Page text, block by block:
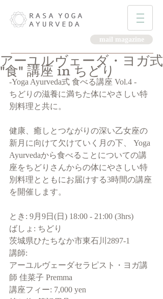
mail magazine
アーユルヴェーダ・ヨガ式
"食" 講座 in ちどり
-Yoga Ayurveda式 食べる講座 Vol.4 -
ちどりの滋養に満ちた体にやさしい特
別料理と共に。
健康、癒しとつながりの深い乙女座の
新月に向けて欠けていく月の下、 Yoga
Ayurvedaから食べることについての講
座をちどりさんからの体にやさしい特
別料理とともにお届けする3時間の講座
を開催します。
とき: 9月9日(日) 18:00 - 21:00 (3hrs)
ばしょ: ちどり
茨城県ひたちなか市東石川2897-1
講師:
アーユルヴェーダセラピスト・ヨガ講
師 佳菜子 Premma
講座フィー: 7,000 yen